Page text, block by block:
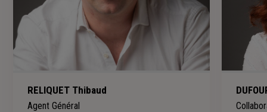
RELIQUET Thibaud
Agent Général